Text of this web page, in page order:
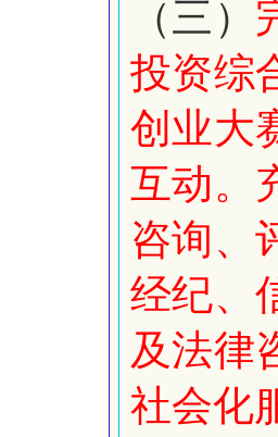
（三）
投资综
创业大
互动。
咨询、
经纪、
及法律
社会化